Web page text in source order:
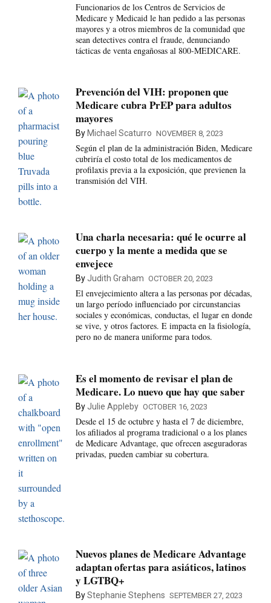
Funcionarios de los Centros de Servicios de
Medicare y Medicaid le han pedido a las personas
mayores y a otros miembros de la comunidad que
sean detectives contra el fraude, denunciando
tácticas de venta engañosas al 800-MEDICARE.
Prevención del VIH: proponen que
Medicare cubra PrEP para adultos
mayores
By Michael Scaturro NOVEMBER 8, 2023
Según el plan de la administración Biden, Medicare
cubriría el costo total de los medicamentos de
profilaxis previa a la exposición, que previenen la
transmisión del VIH.
Una charla necesaria: qué le ocurre al
cuerpo y la mente a medida que se
envejece
ByJudith Graham OCTOBER 20, 2023
El envejecimiento altera a las personas por décadas,
un largo período influenciado por circunstancias
sociales y económicas, conductas, el lugar en donde
se vive, y otros factores. E impacta en la fisiología,
pero no de manera uniforme para todos.
Es el momento de revisar el plan de
Medicare. Lo nuevo que hay que saber
ByJulie Appleby OCTOBER 16, 2023
Desde el 15 de octubre y hasta el 7 de diciembre,
los afiliados al programa tradicional o a los planes
de Medicare Advantage, que ofrecen aseguradoras
privadas, pueden cambiar su cobertura.
Nuevos planes de Medicare Advantage
adaptan ofertas para asiáticos, latinos
y LGTBQ+
ByStephanie Stephens SEPTEMBER 27, 2023